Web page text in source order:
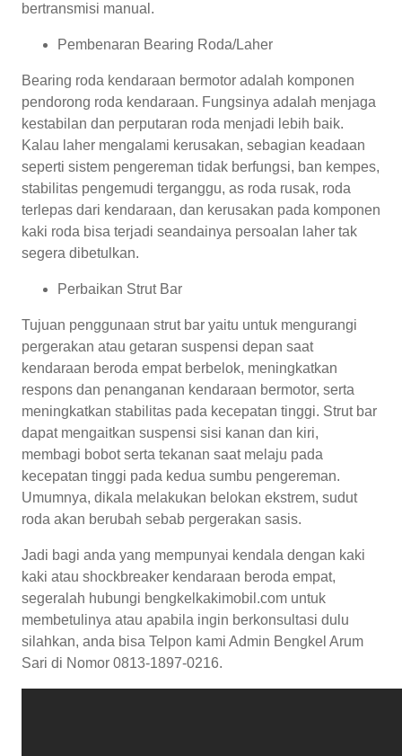
bertransmisi manual.
Pembenaran Bearing Roda/Laher
Bearing roda kendaraan bermotor adalah komponen
pendorong roda kendaraan. Fungsinya adalah menjaga
kestabilan dan perputaran roda menjadi lebih baik.
Kalau laher mengalami kerusakan, sebagian keadaan
seperti sistem pengereman tidak berfungsi, ban kempes,
stabilitas pengemudi terganggu, as roda rusak, roda
terlepas dari kendaraan, dan kerusakan pada komponen
kaki roda bisa terjadi seandainya persoalan laher tak
segera dibetulkan.
Perbaikan Strut Bar
Tujuan penggunaan strut bar yaitu untuk mengurangi
pergerakan atau getaran suspensi depan saat
kendaraan beroda empat berbelok, meningkatkan
respons dan penanganan kendaraan bermotor, serta
meningkatkan stabilitas pada kecepatan tinggi. Strut bar
dapat mengaitkan suspensi sisi kanan dan kiri,
membagi bobot serta tekanan saat melaju pada
kecepatan tinggi pada kedua sumbu pengereman.
Umumnya, dikala melakukan belokan ekstrem, sudut
roda akan berubah sebab pergerakan sasis.
Jadi bagi anda yang mempunyai kendala dengan kaki
kaki atau shockbreaker kendaraan beroda empat,
segeralah hubungi bengkelkakimobil.com untuk
membetulinya atau apabila ingin berkonsultasi dulu
silahkan, anda bisa Telpon kami Admin Bengkel Arum
Sari di Nomor 0813-1897-0216.